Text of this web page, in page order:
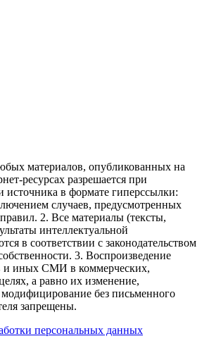
материалов, опубликованных на
ресурсах разрешается при
источника в формате гиперссылки:
случаев, предусмотренных
2. Все материалы (тексты,
интеллектуальной
в соответствии с законодательством
3. Воспроизведение
и иных СМИ в коммерческих,
а равно их изменение,
без письменного
запрещены.
персональных данных